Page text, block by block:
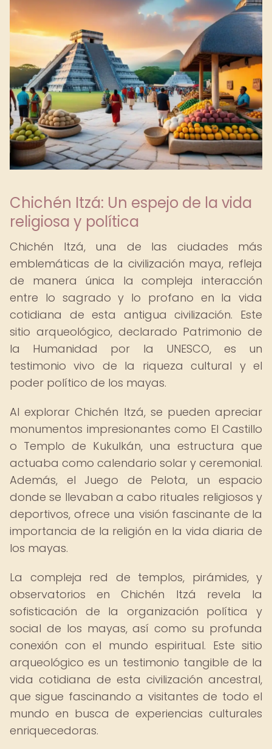
Chichén Itzá: Un espejo de la vida
religiosa y política
Chichén Itzá, una de las ciudades más
emblemáticas de la civilización maya, refleja
de manera única la compleja interacción
entre lo sagrado y lo profano en la vida
cotidiana de esta antigua civilización. Este
sitio arqueológico, declarado Patrimonio de
la Humanidad por la UNESCO, es un
testimonio vivo de la riqueza cultural y el
poder político de los mayas.
Al explorar Chichén Itzá, se pueden apreciar
monumentos impresionantes como El Castillo
o Templo de Kukulkán, una estructura que
actuaba como calendario solar y ceremonial.
Además, el Juego de Pelota, un espacio
donde se llevaban a cabo rituales religiosos y
deportivos, ofrece una visión fascinante de la
importancia de la religión en la vida diaria de
los mayas.
La compleja red de templos, pirámides, y
observatorios en Chichén Itzá revela la
sofisticación de la organización política y
social de los mayas, así como su profunda
conexión con el mundo espiritual. Este sitio
arqueológico es un testimonio tangible de la
vida cotidiana de esta civilización ancestral,
que sigue fascinando a visitantes de todo el
mundo en busca de experiencias culturales
enriquecedoras.